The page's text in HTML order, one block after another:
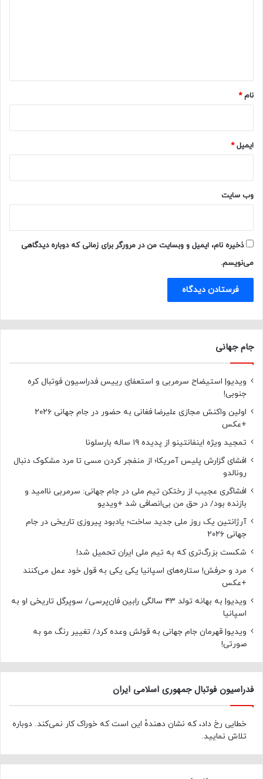
نام*
ایمیل*
وب‌ سایت
ذخیره نام، ایمیل و وبسایت من در مرورگر برای زمانی که دوباره دیدگاهی
می‌نویسم.
جام جهانی
ویدیو| استیضاح سرمربی و استعفای رییس فدراسیون فوتبال کره
جنوبی!
اولین واکنش مجازی علیرضا فغانی به حضور در جام جهانی ۲۰۲۶
+عکس
تمجید ویژه اینفانتینو از پدیده ۱۹ ساله بارسلونا
افشای گزارش پلیس آمریکا؛ از منفجر کردن مسی تا مرد مشکوک دنبال
رونالدو
افشاگری عجیب از رختکن تیم ملی در جام جهانی: سرمربی ناامید و
بازنده بود/ در حق من بی‌انصافی شد +ویدیو
آرژانتین یک روز ملی جدید ساخت؛ یادبود پیروزی تاریخی در جام
جهانی ۲۰۲۶
شکست بزرگ‌تری که به تیم ملی ایران تحمیل شد!
مرد و حرفش! ستاره‌های اسپانیا یکی یکی به قول خود عمل می‌کنند
+عکس
ویدیو| به بهانه تولد ۴۳ سالگی رابین فان‌پرسی/ سوپرگل تاریخی او به
اسپانیا
ویدیو| قهرمان جام جهانی به قولش وعده کرد/ تغییر رنگ مو به
صورتی!
فدراسیون فوتبال جمهوری اسلامی ایران
خطایی رخ داد، که نشان دهندهٔ این است که خوراک کار نمی‌کند. دوباره
تلاش نمایید.